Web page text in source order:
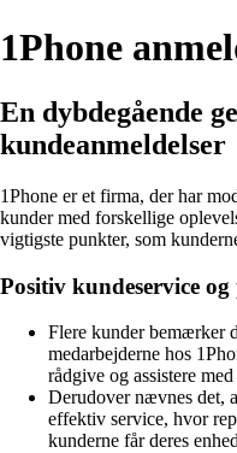
1Phone
En dybdegående
kundeanmeldelser
1Phone er et firma, der har
kunder med forskellige
vigtigste punkter, som
Positiv kundeservice
Flere kunder bemærker
medarbejderne hos
rådgive og assistere
Derudover nævnes det,
effektiv service, hvor
kunderne får deres